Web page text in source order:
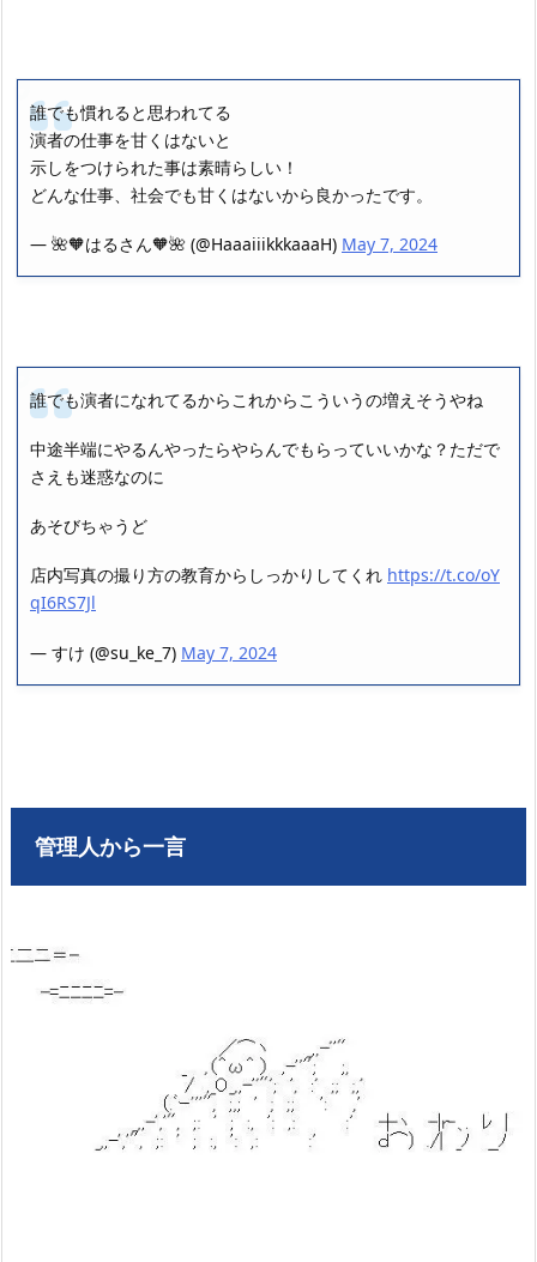
誰でも慣れると思われてる
演者の仕事を甘くはないと
示しをつけられた事は素晴らしい！
どんな仕事、社会でも甘くはないから良かったです。
— 🌺🧡はるさん🧡🌺 (@HaaaiiikkkaaaH) May 7, 2024
誰でも演者になれてるからこれからこういうの増えそうやね
中途半端にやるんやったらやらんでもらっていいかな？ただで
さえも迷惑なのに
あそびちゃうど
店内写真の撮り方の教育からしっかりしてくれ https://t.co/oY
qI6RS7Jl
— すけ (@su_ke_7) May 7, 2024
管理人から一言